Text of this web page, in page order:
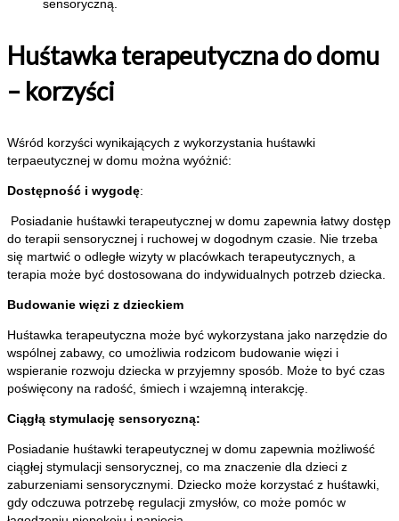
sensoryczną.
Huśtawka terapeutyczna do domu
– korzyści
Wśród korzyści wynikających z wykorzystania huśtawki
terpaeutycznej w domu można wyóżnić:
Dostępność i wygodę:
Posiadanie huśtawki terapeutycznej w domu zapewnia łatwy dostęp
do terapii sensorycznej i ruchowej w dogodnym czasie. Nie trzeba
się martwić o odległe wizyty w placówkach terapeutycznych, a
terapia może być dostosowana do indywidualnych potrzeb dziecka.
Budowanie więzi z dzieckiem
Huśtawka terapeutyczna może być wykorzystana jako narzędzie do
wspólnej zabawy, co umożliwia rodzicom budowanie więzi i
wspieranie rozwoju dziecka w przyjemny sposób. Może to być czas
poświęcony na radość, śmiech i wzajemną interakcję.
Ciągłą stymulację sensoryczną:
Posiadanie huśtawki terapeutycznej w domu zapewnia możliwość
ciągłej stymulacji sensorycznej, co ma znaczenie dla dzieci z
zaburzeniami sensorycznymi. Dziecko może korzystać z huśtawki,
gdy odczuwa potrzebę regulacji zmysłów, co może pomóc w